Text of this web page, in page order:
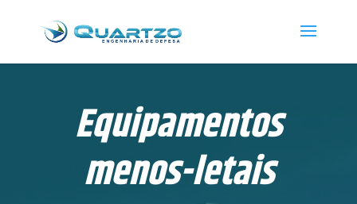
Equipamentos
menos-letais